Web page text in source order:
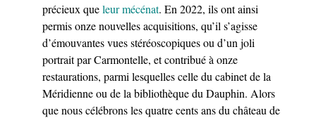
précieux queleur mécénat. En 2022, ils ont ainsi
permis onze nouvelles acquisitions, qu’il s’agisse
d’émouvantes vues stéréoscopiques ou d’un joli
portrait par Carmontelle, et contribué à onze
restaurations, parmi lesquelles celle du cabinet de la
Méridienne ou de la bibliothèque du Dauphin. Alors
que nous célébrons les quatre cents ans du château de